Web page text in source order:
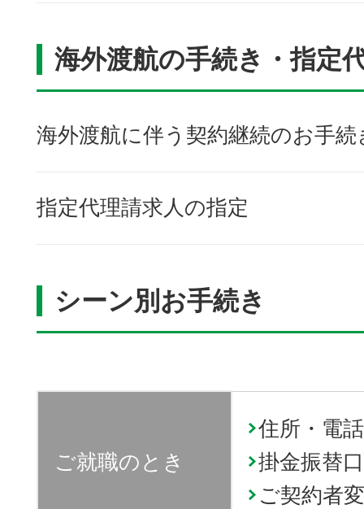
海外渡航の手続き・指定
海外渡航に伴う契約継続のお手続
指定代理請求人の指定
シーン別お手続き
ご就職のとき
住所・電
掛金振替
ご契約者